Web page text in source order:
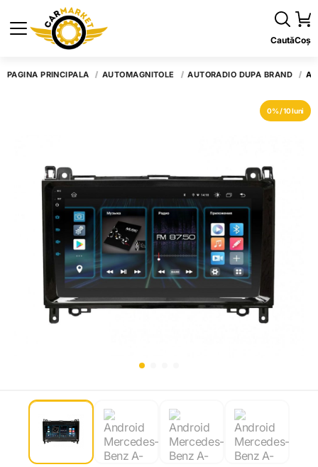
CautăCoș
PAGINA PRINCIPALĂ AUTOMAGNITOLE AUTORADIO DUPĂ BRAND
0% / 10 luni